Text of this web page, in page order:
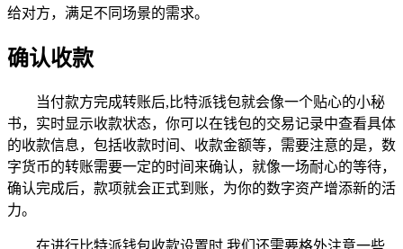
给对方，满足不同场景的需求。
确认收款
当付款方完成转账后,比特派钱包就会像一个贴心的小秘
书，实时显示收款状态，你可以在钱包的交易记录中查看具体
的收款信息，包括收款时间、收款金额等，需要注意的是，数
字货币的转账需要一定的时间来确认，就像一场耐心的等待，
确认完成后，款项就会正式到账，为你的数字资产增添新的活
力。
在进行比特派钱包收款设置时,我们还需要格外注意一些